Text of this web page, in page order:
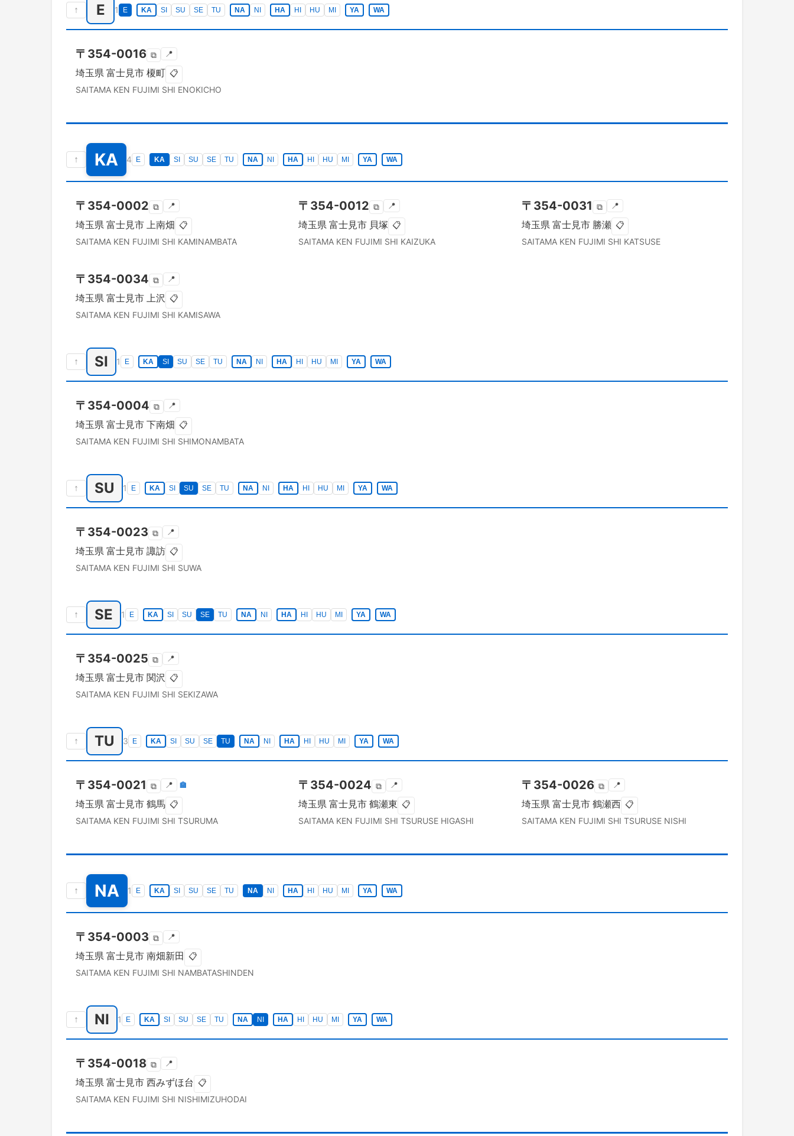
↑ E 1 E KA SI SU SE TU NA NI HA HI HU MI YA WA
〒 354-0016 ⧉ 📍
埼玉県 富士見市 榎町 📋
SAITAMA KEN FUJIMI SHI ENOKICHO
↑ KA 4 E KA SI SU SE TU NA NI HA HI HU MI YA WA
〒 354-0002 ⧉ 📍
埼玉県 富士見市 上南畑 📋
SAITAMA KEN FUJIMI SHI KAMINAMBATA
〒 354-0012 ⧉ 📍
埼玉県 富士見市 貝塚 📋
SAITAMA KEN FUJIMI SHI KAIZUKA
〒 354-0031 ⧉ 📍
埼玉県 富士見市 勝瀬 📋
SAITAMA KEN FUJIMI SHI KATSUSE
〒 354-0034 ⧉ 📍
埼玉県 富士見市 上沢 📋
SAITAMA KEN FUJIMI SHI KAMISAWA
↑ SI 1 E KA SI SU SE TU NA NI HA HI HU MI YA WA
〒 354-0004 ⧉ 📍
埼玉県 富士見市 下南畑 📋
SAITAMA KEN FUJIMI SHI SHIMONAMBATA
↑ SU 1 E KA SI SU SE TU NA NI HA HI HU MI YA WA
〒 354-0023 ⧉ 📍
埼玉県 富士見市 諏訪 📋
SAITAMA KEN FUJIMI SHI SUWA
↑ SE 1 E KA SI SU SE TU NA NI HA HI HU MI YA WA
〒 354-0025 ⧉ 📍
埼玉県 富士見市 関沢 📋
SAITAMA KEN FUJIMI SHI SEKIZAWA
↑ TU 3 E KA SI SU SE TU NA NI HA HI HU MI YA WA
〒 354-0021 ⧉ 📍 🏣
埼玉県 富士見市 鶴馬 📋
SAITAMA KEN FUJIMI SHI TSURUMA
〒 354-0024 ⧉ 📍
埼玉県 富士見市 鶴瀬東 📋
SAITAMA KEN FUJIMI SHI TSURUSE HIGASHI
〒 354-0026 ⧉ 📍
埼玉県 富士見市 鶴瀬西 📋
SAITAMA KEN FUJIMI SHI TSURUSE NISHI
↑ NA 1 E KA SI SU SE TU NA NI HA HI HU MI YA WA
〒 354-0003 ⧉ 📍
埼玉県 富士見市 南畑新田 📋
SAITAMA KEN FUJIMI SHI NAMBATASHINDEN
↑ NI 1 E KA SI SU SE TU NA NI HA HI HU MI YA WA
〒 354-0018 ⧉ 📍
埼玉県 富士見市 西みずほ台 📋
SAITAMA KEN FUJIMI SHI NISHIMIZUHODAI